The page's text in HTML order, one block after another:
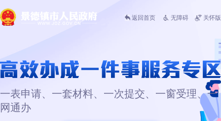
返回首页 无障碍 关怀版
一表申请、一套材料、一次提交、一窗受理、一
网通办